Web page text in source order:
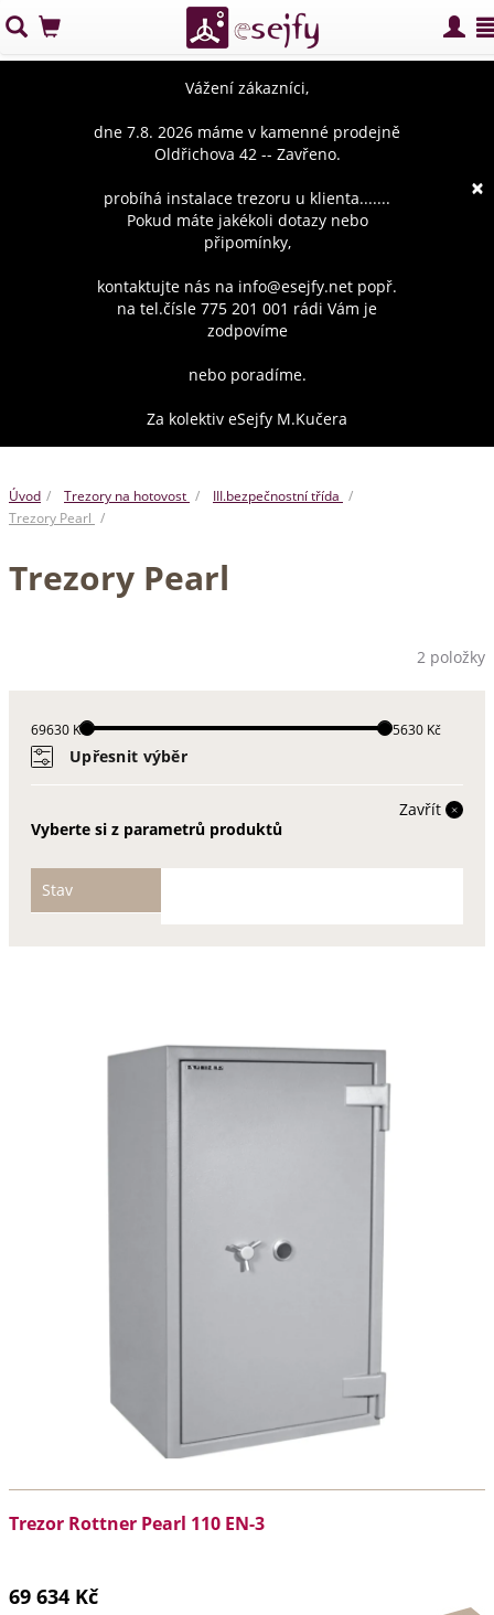
×
Vážení zákazníci,
dne 7.8. 2026 máme v kamenné prodejně
Oldřichova 42 -- Zavřeno.
probíhá instalace trezoru u klienta.......
Pokud máte jakékoli dotazy nebo
připomínky,
kontaktujte nás na info@esejfy.net popř.
na tel.čísle 775 201 001 rádi Vám je
zodpovíme
nebo poradíme.
Za kolektiv eSejfy M.Kučera
Úvod Trezory na hotovost
III.bezpečnostní třída
Trezory Pearl
Trezory Pearl
2 položky
Upřesnit výběr
69630 Kč 75630 Kč
Vyberte si z parametrů produktů
Zavřít
Stav
Trezor Rottner Pearl 110 EN-3
69 634 Kč